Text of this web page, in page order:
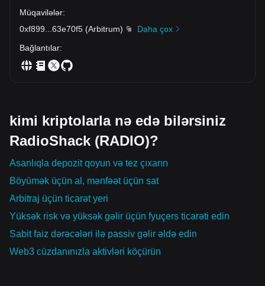
Müqavilələr:
0xf899
63e70f5 (Arbitrum)
Daha çox
Bağlantılar:
kimi kriptolarla nə edə bilərsiniz
RadioShack (RADIO)?
Asanlıqla depozit qoyun və tez çıxarın
Böyümək üçün al, mənfəət üçün sat
Arbitraj üçün ticarət yeri
Yüksək risk və yüksək gəlir üçün fyuçers ticarəti edin
Sabit faiz dərəcələri ilə passiv gəlir əldə edin
Web3 cüzdanınızla aktivləri köçürün